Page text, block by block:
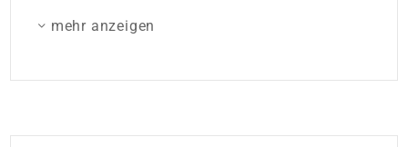
mehr anzeigen